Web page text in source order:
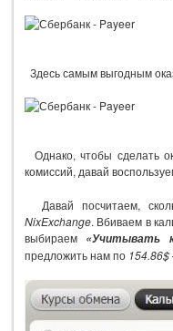
Здесь самым выгодным
Однако, чтобы сделать
комиссий, давай
Давай посчитаем,
NixExchange. Вбиваем в
выбираем «Учитывать
предложить нам по